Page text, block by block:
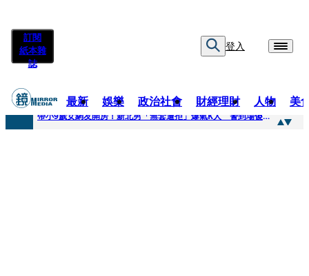
訂閱
紙本雜
誌
登入
最新 娛樂 政治社會 財經理財 人物 美
快訊
帶小9歲女網友開房！新北男「無套遭拒」爆氣K人 警到場傻眼搜到手銬、改造槍